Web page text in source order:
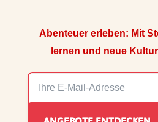
Abenteuer erleben: Mit
lernen und neue